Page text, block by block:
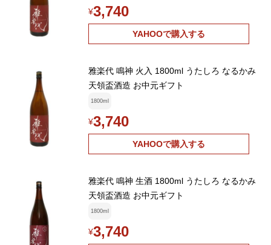
¥3,740
YAHOOで購入する
雅楽代 鳴神 火入 1800ml うたしろ なるかみ
天領盃酒造 お中元ギフト
1800ml
¥3,740
YAHOOで購入する
雅楽代 鳴神 生酒 1800ml うたしろ なるかみ
天領盃酒造 お中元ギフト
1800ml
¥3,740